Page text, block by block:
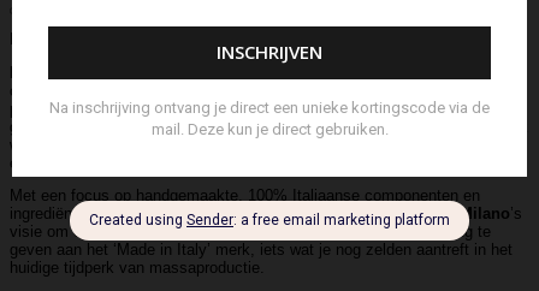
Locherber Milano
ook op het huwelijk van Italiaanse passie en Zwitserse
precisie. Locherber Milanois terecht trots op zijn decennialange
geschiedenis, maar ook op het feit dat het bedrijf nog steeds onafhankelijk
wordt gerund en in familiebezit is, wat zorgt voor een onveranderd ethos
en totale creatieve vrijheid.
Met een focus op handgemaakte, 100% Italiaanse componenten en
ingrediënten in het gehele productassortiment, is hetLocherber Milano’s
visie om een gevoel van persoonlijkheid, luxe en oprechtheid terug te
geven aan het ‘Made in Italy’ merk, iets wat je nog zelden aantreft in het
huidige tijdperk van massaproductie.